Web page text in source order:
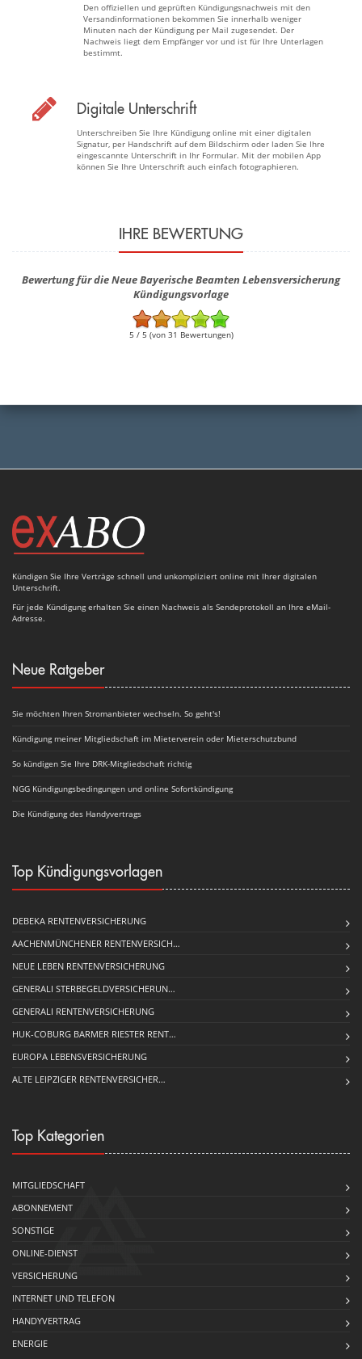
Den offiziellen und geprüften Kündigungsnachweis mit den
Versandinformationen bekommen Sie innerhalb weniger
Minuten nach der Kündigung per Mail zugesendet. Der
Nachweis liegt dem Empfänger vor und ist für Ihre Unterlagen
bestimmt.
Digitale Unterschrift
Unterschreiben Sie Ihre Kündigung online mit einer digitalen
Signatur, per Handschrift auf dem Bildschirm oder laden Sie Ihre
eingescannte Unterschrift in Ihr Formular. Mit der mobilen App
können Sie Ihre Unterschrift auch einfach fotographieren.
IHRE BEWERTUNG
Bewertung für die Neue Bayerische Beamten Lebensversicherung
Kündigungsvorlage
5 / 5 (von 31 Bewertungen)
Kündigen Sie Ihre Verträge schnell und unkompliziert online mit Ihrer digitalen
Unterschrift.
Für jede Kündigung erhalten Sie einen Nachweis als Sendeprotokoll an Ihre eMail-
Adresse.
Neue Ratgeber
Sie möchten Ihren Stromanbieter wechseln. So geht's!
Kündigung meiner Mitgliedschaft im Mieterverein oder Mieterschutzbund
So kündigen Sie Ihre DRK-Mitgliedschaft richtig
NGG Kündigungsbedingungen und online Sofortkündigung
Die Kündigung des Handyvertrags
Top Kündigungsvorlagen
DEBEKA RENTENVERSICHERUNG
AACHENMÜNCHENER RENTENVERSICH…
NEUE LEBEN RENTENVERSICHERUNG
GENERALI STERBEGELDVERSICHERUN…
GENERALI RENTENVERSICHERUNG
HUK-COBURG BARMER RIESTER RENT…
EUROPA LEBENSVERSICHERUNG
ALTE LEIPZIGER RENTENVERSICHER…
Top Kategorien
MITGLIEDSCHAFT
ABONNEMENT
SONSTIGE
ONLINE-DIENST
VERSICHERUNG
INTERNET UND TELEFON
HANDYVERTRAG
ENERGIE